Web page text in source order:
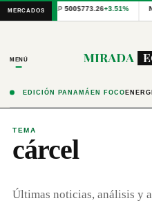
MERCADOS S&P 500$773.26+3.51%
Cotizaciones
internacionales
Financial
Modeling
precios
por
Latinex
para
MENÚ
EDICIÓN PANAMÁ EN FOCO
TEMA
cárcel
Últimas noticias, análisis y